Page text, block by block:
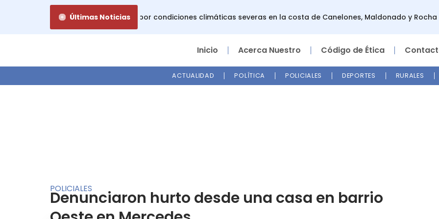
Últimas Noticias
Gobierno emitió alerta roja por condiciones climáticas severas en la costa de Canelones, Maldonado y Rocha
Inicio Acerca Nuestro Código de Ética
ACTUALIDAD POLÍTICA POLICIALES DEPORTES RURALES
POLICIALES
Denunciaron hurto desde una casa en barrio